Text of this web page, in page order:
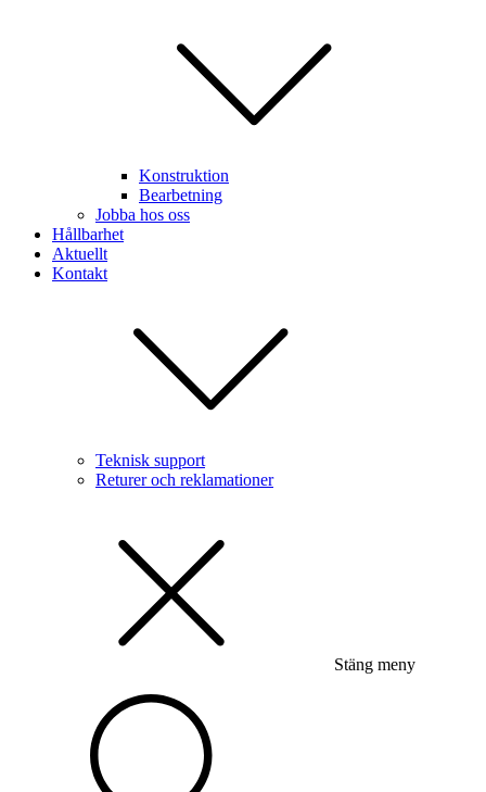
Konstruktion
Bearbetning
Jobba hos oss
Hållbarhet
Aktuellt
Kontakt
Teknisk support
Returer och reklamationer
Stäng meny